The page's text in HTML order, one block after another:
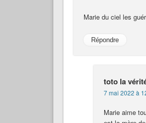
Marie du ciel les
Répondre
toto la
7 mai 2022 à
Marie aime